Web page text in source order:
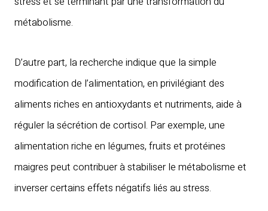
métabolisme.
D’autre part, la recherche indique que la simple
modification de l’alimentation, en privilégiant des
aliments riches en antioxydants et nutriments, aide à
réguler la sécrétion de cortisol. Par exemple, une
alimentation riche en légumes, fruits et protéines
maigres peut contribuer à stabiliser le métabolisme et
inverser certains effets négatifs liés au stress.